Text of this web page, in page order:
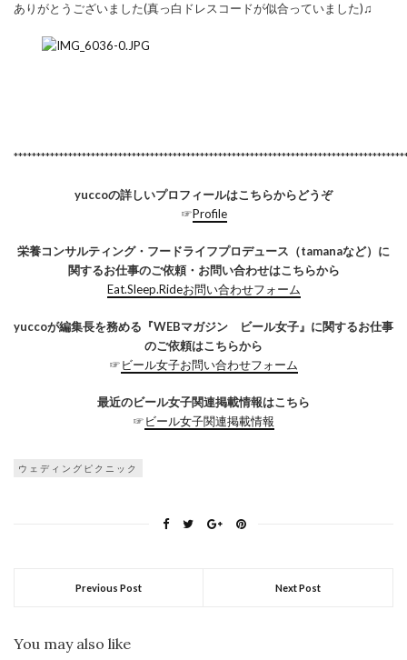
ありがとうございました(真っ白ドレスコードが似合っていました)♫
yuccoの詳しいプロフィールはこちらからどうぞ
☞Profile
栄養コンサルティング・フードライフプロデュース（tamanaなど）に
関するお仕事のご依頼・お問い合わせはこちらから
Eat.Sleep.Rideお問い合わせフォーム
yuccoが編集長を務める『WEBマガジン ビール女子』に関するお仕事
のご依頼はこちらから
☞ビール女子お問い合わせフォーム
最近のビール女子関連掲載情報はこちら
☞ビール女子関連掲載情報
ウェディングピクニック
Previous Post Next Post
You may also like